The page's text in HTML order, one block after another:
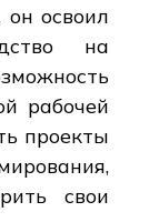
он освоил
на
рабочей
проекты
свои